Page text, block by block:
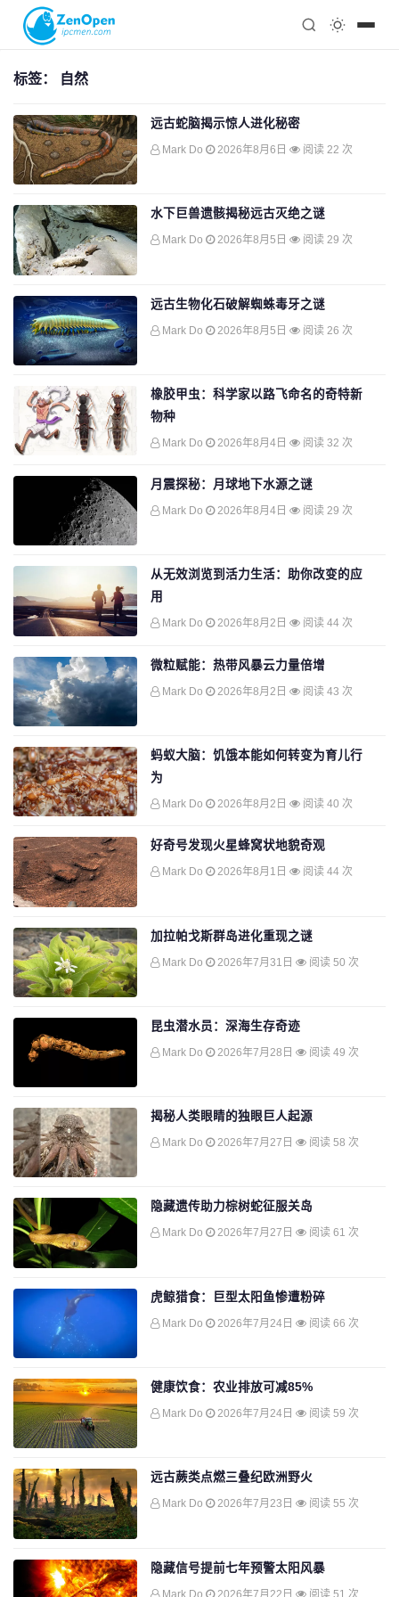
科技
注册
标签： 自然
远古蛇脑揭示惊人进化秘密
Mark Do 2026年8月6日 阅读 22 次
水下巨兽遗骸揭秘远古灭绝之谜
Mark Do 2026年8月5日 阅读 29 次
远古生物化石破解蜘蛛毒牙之谜
Mark Do 2026年8月5日 阅读 26 次
橡胶甲虫：科学家以路飞命名的奇特新
物种
Mark Do 2026年8月4日 阅读 32 次
月震探秘：月球地下水源之谜
Mark Do 2026年8月4日 阅读 29 次
从无效浏览到活力生活：助你改变的应
用
Mark Do 2026年8月2日 阅读 44 次
微粒赋能：热带风暴云力量倍增
Mark Do 2026年8月2日 阅读 43 次
蚂蚁大脑：饥饿本能如何转变为育儿行
为
Mark Do 2026年8月2日 阅读 40 次
好奇号发现火星蜂窝状地貌奇观
Mark Do 2026年8月1日 阅读 44 次
加拉帕戈斯群岛进化重现之谜
Mark Do 2026年7月31日 阅读 50 次
昆虫潜水员：深海生存奇迹
Mark Do 2026年7月28日 阅读 49 次
揭秘人类眼睛的独眼巨人起源
Mark Do 2026年7月27日 阅读 58 次
隐藏遗传助力棕树蛇征服关岛
Mark Do 2026年7月27日 阅读 61 次
虎鲸猎食：巨型太阳鱼惨遭粉碎
Mark Do 2026年7月24日 阅读 66 次
健康饮食：农业排放可减85%
Mark Do 2026年7月24日 阅读 59 次
远古蕨类点燃三叠纪欧洲野火
Mark Do 2026年7月23日 阅读 55 次
隐藏信号提前七年预警太阳风暴
Mark Do 2026年7月22日 阅读 51 次